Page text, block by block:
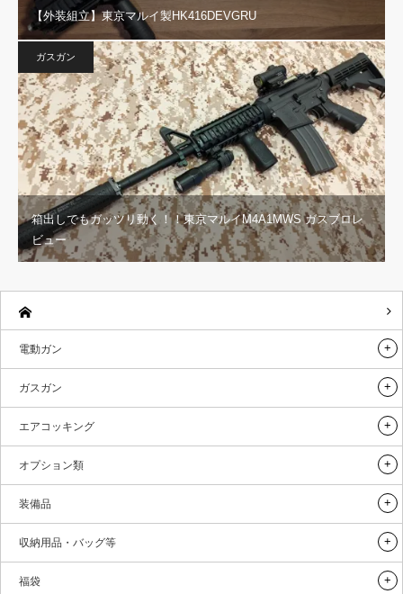
【外装組立】東京マルイ製HK416DEVGRU
ガスガン
箱出しでもガッツリ動く！！東京マルイM4A1MWS ガスブロレ
ビュー
電動ガン
ガスガン
エアコッキング
オプション類
装備品
収納用品・バッグ等
福袋